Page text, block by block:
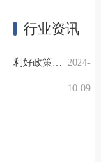
行业资讯
利好政策提振钢市信心，四季度行业需求或小幅上升 2024-
10-09